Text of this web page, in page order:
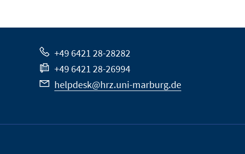
+49 6421 28-28282
+49 6421 28-26994
helpdesk@hrz.uni-marburg.de